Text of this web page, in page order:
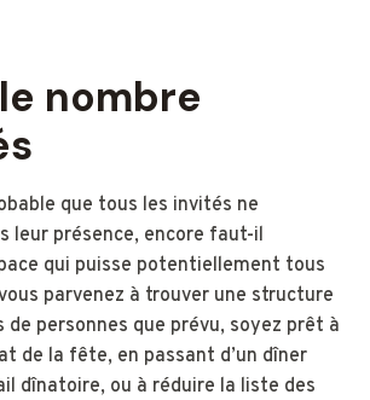
nombre
que tous les invités ne
leur présence, encore faut-il
qui puisse potentiellement tous
parvenez à trouver une structure
de personnes que prévu, soyez prêt à
de la fête, en passant d’un dîner
dînatoire, ou à réduire la liste des